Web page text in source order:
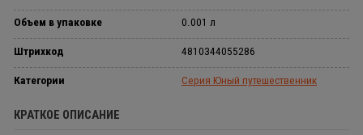
Объем в упаковке 0.001 л
Штрихкод 4810344055286
Категории Серия Юный путешественник
КРАТКОЕ ОПИСАНИЕ